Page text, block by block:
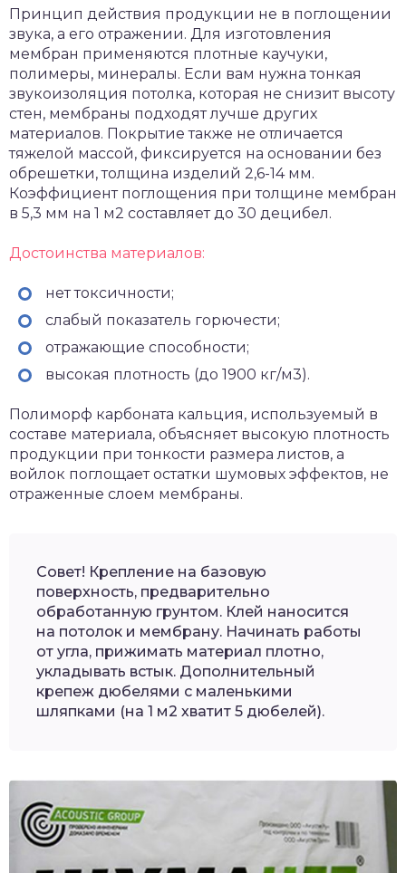
Принцип действия продукции не в поглощении
звука, а его отражении. Для изготовления
мембран применяются плотные каучуки,
полимеры, минералы. Если вам нужна тонкая
звукоизоляция потолка, которая не снизит высоту
стен, мембраны подходят лучше других
материалов. Покрытие также не отличается
тяжелой массой, фиксируется на основании без
обрешетки, толщина изделий 2,6-14 мм.
Коэффициент поглощения при толщине мембран
в 5,3 мм на 1 м2 составляет до 30 децибел.
Достоинства материалов:
нет токсичности;
слабый показатель горючести;
отражающие способности;
высокая плотность (до 1900 кг/м3).
Полиморф карбоната кальция, используемый в
составе материала, объясняет высокую плотность
продукции при тонкости размера листов, а
войлок поглощает остатки шумовых эффектов, не
отраженные слоем мембраны.
Совет! Крепление на базовую
поверхность, предварительно
обработанную грунтом. Клей наносится
на потолок и мембрану. Начинать работы
от угла, прижимать материал плотно,
укладывать встык. Дополнительный
крепеж дюбелями с маленькими
шляпками (на 1 м2 хватит 5 дюбелей).